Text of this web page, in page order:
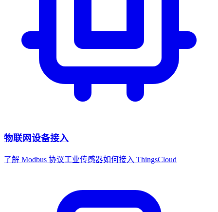
物联网设备接入
了解 Modbus 协议工业传感器如何接入 ThingsCloud